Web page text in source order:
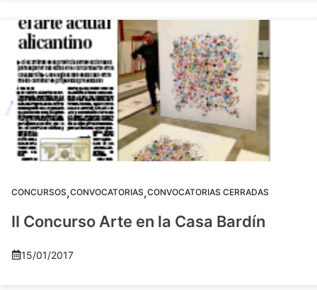
CONCURSOS,CONVOCATORIAS,CONVOCATORIAS CERRADAS
II Concurso Arte en la Casa Bardín
15/01/2017